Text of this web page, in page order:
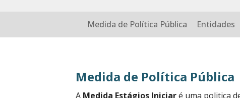
Medida de Política Pública Entidades
Medida de Política Pública
A Medida Estágios Iniciaré uma politica